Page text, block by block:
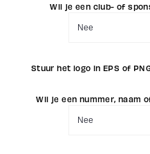
Wil je een club- of
Stuur het logo in EPS of
Wil je een nummer, naam